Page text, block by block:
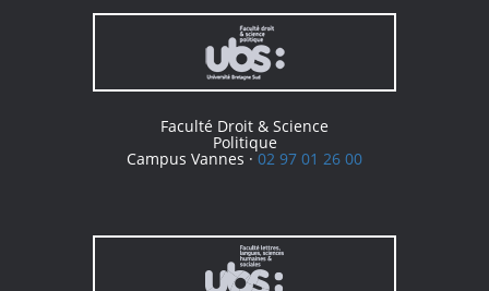
Faculté Droit & Science
Politique
Campus Vannes ·02 97 01 26 00